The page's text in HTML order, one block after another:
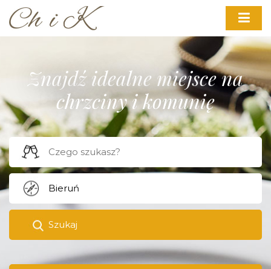
Znajdź idealne miejsce na
chrzciny i komunię
Szukaj